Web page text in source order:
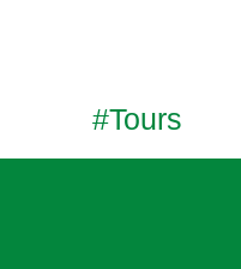
#Tours